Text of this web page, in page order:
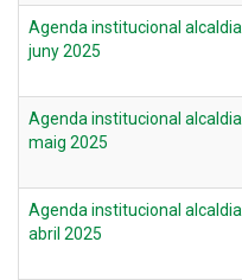
Agenda institucional alcaldia
juny 2025
Agenda institucional alcaldia
maig 2025
Agenda institucional alcaldia
abril 2025